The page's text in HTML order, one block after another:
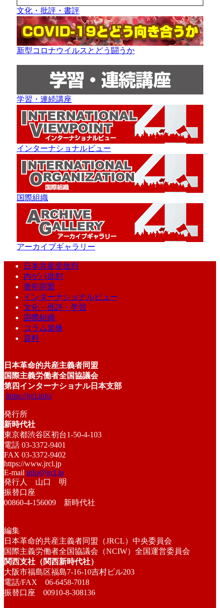
文化・批評・書評
新型コロナウイルスとどう闘うか
学習・連続講座
インターナショナルビュー
国際組織
アーカイブギャラリー
日本共産党批判
内ゲバ批判
青年同盟
インターナショナルビュー
文化・批評・学習
国際組織
コラム架橋
資料
日本革命的共産主義者同盟
国際主義労働者全国協議会
第四インターナショナル日本支部
https://jrcl.info/
発行所
新時代社
東京都渋谷区初台1-50-4-103
電話 03-3372-9401
FAX 03-3372-9402
https://www.jrcl.jp
E-mail info@jrcl.jp
発行人 山口 明
振替口座
00860-4-156009 新時代社
編集
日本革命的共産主義者同盟（JRCL）中央委員会
国際主義労働者全国協議会（NCIW）全国運営委員会
関西支社（関西新時代社）
大阪市福島区福島7-16-10吉村ビル203
電話/FAX 06-6458-7018
振替口座 00910-8-308136